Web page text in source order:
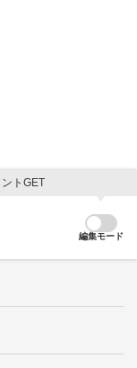
トGET
編集モード